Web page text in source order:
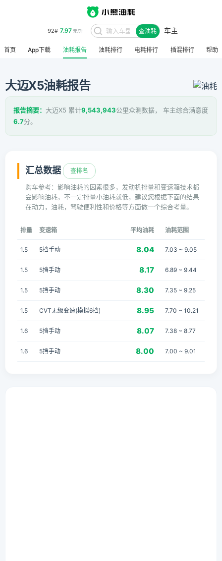
查油耗 车主
首页 App下载 油耗报告 油耗排行 电耗排行 插混排行 帮助
大迈X5油耗报告
报告摘要： 大迈X5 累计9,543,943公里众测数据， 车主综合满意度
6.7分。
汇总数据 查排名
购车参考：影响油耗的因素很多，发动机排量和变速箱技术都
会影响油耗，不一定排量小油耗就低，建议您根据下面的结果
在动力，油耗，驾驶便利性和价格等方面做一个综合考量。
排量 变速箱 平均油耗 油耗范围
1.5 5挡手动 8.04 7.03 ~ 9.05
1.5 5挡手动 8.17 6.89 ~ 9.44
1.5 5挡手动 8.30 7.35 ~ 9.25
1.5 CVT无级变速(模拟6挡) 8.95 7.70 ~ 10.21
1.6 5挡手动 8.07 7.38 ~ 8.77
1.6 5挡手动 8.00 7.00 ~ 9.01